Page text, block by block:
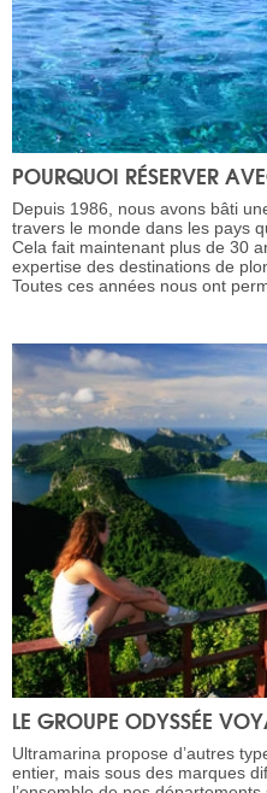
POURQUOI RÉSERVER
Depuis 1986, nous avons bâti
travers le monde dans les pays
Cela fait maintenant plus de 30
expertise des destinations de
Toutes ces années nous ont
LE GROUPE ODYSSÉE
Ultramarina propose d’autres
entier, mais sous des marques